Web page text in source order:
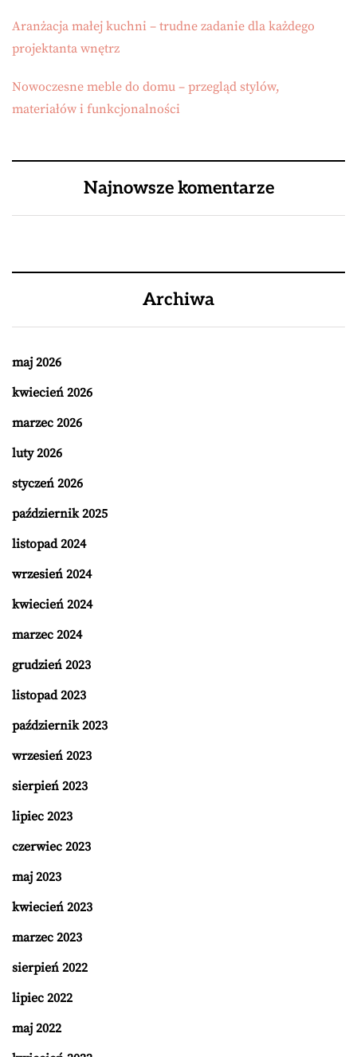
Aranżacja małej kuchni – trudne zadanie dla każdego
projektanta wnętrz
Nowoczesne meble do domu – przegląd stylów,
materiałów i funkcjonalności
Najnowsze komentarze
Archiwa
maj 2026
kwiecień 2026
marzec 2026
luty 2026
styczeń 2026
październik 2025
listopad 2024
wrzesień 2024
kwiecień 2024
marzec 2024
grudzień 2023
listopad 2023
październik 2023
wrzesień 2023
sierpień 2023
lipiec 2023
czerwiec 2023
maj 2023
kwiecień 2023
marzec 2023
sierpień 2022
lipiec 2022
maj 2022